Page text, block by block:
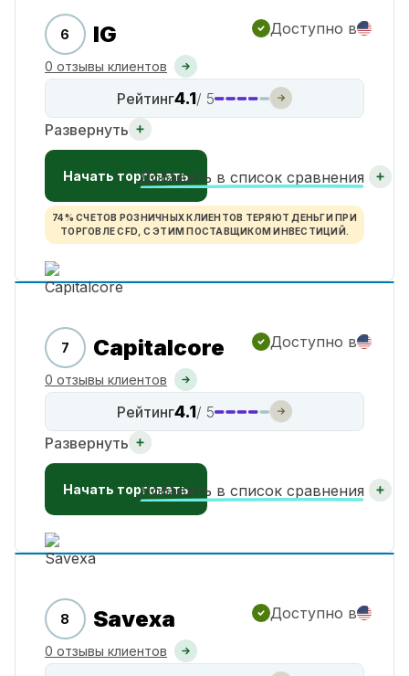
Доступно в
6 IG
0 отзывы клиентов
Рейтинг4.1/ 5
Развернуть
Начать торговать
74% СЧЕТОВ РОЗНИЧНЫХ КЛИЕНТОВ ТЕРЯЮТ ДЕНЬГИ ПРИ
ТОРГОВЛЕ CFD, С ЭТИМ ПОСТАВЩИКОМ ИНВЕСТИЦИЙ.
Добавить в список сравнения
Доступно в
7 Capitalcore
0 отзывы клиентов
Рейтинг4.1/ 5
Развернуть
Начать торговатьДобавить в список сравнения
Доступно в
8 Savexa
0 отзывы клиентов